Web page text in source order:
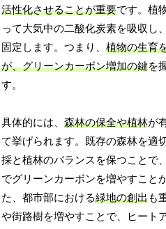
活性化させることが重要です。植
って大気中の二酸化炭素を吸収し
固定します。つまり、植物の生育
が、グリーンカーボン増加の鍵を
す。
具体的には、森林の保全や植林が
て挙げられます。既存の森林を適
採と植林のバランスを保つことで
でグリーンカーボンを増やすこと
た、都市部における緑地の創出も
や街路樹を増やすことで、ヒート